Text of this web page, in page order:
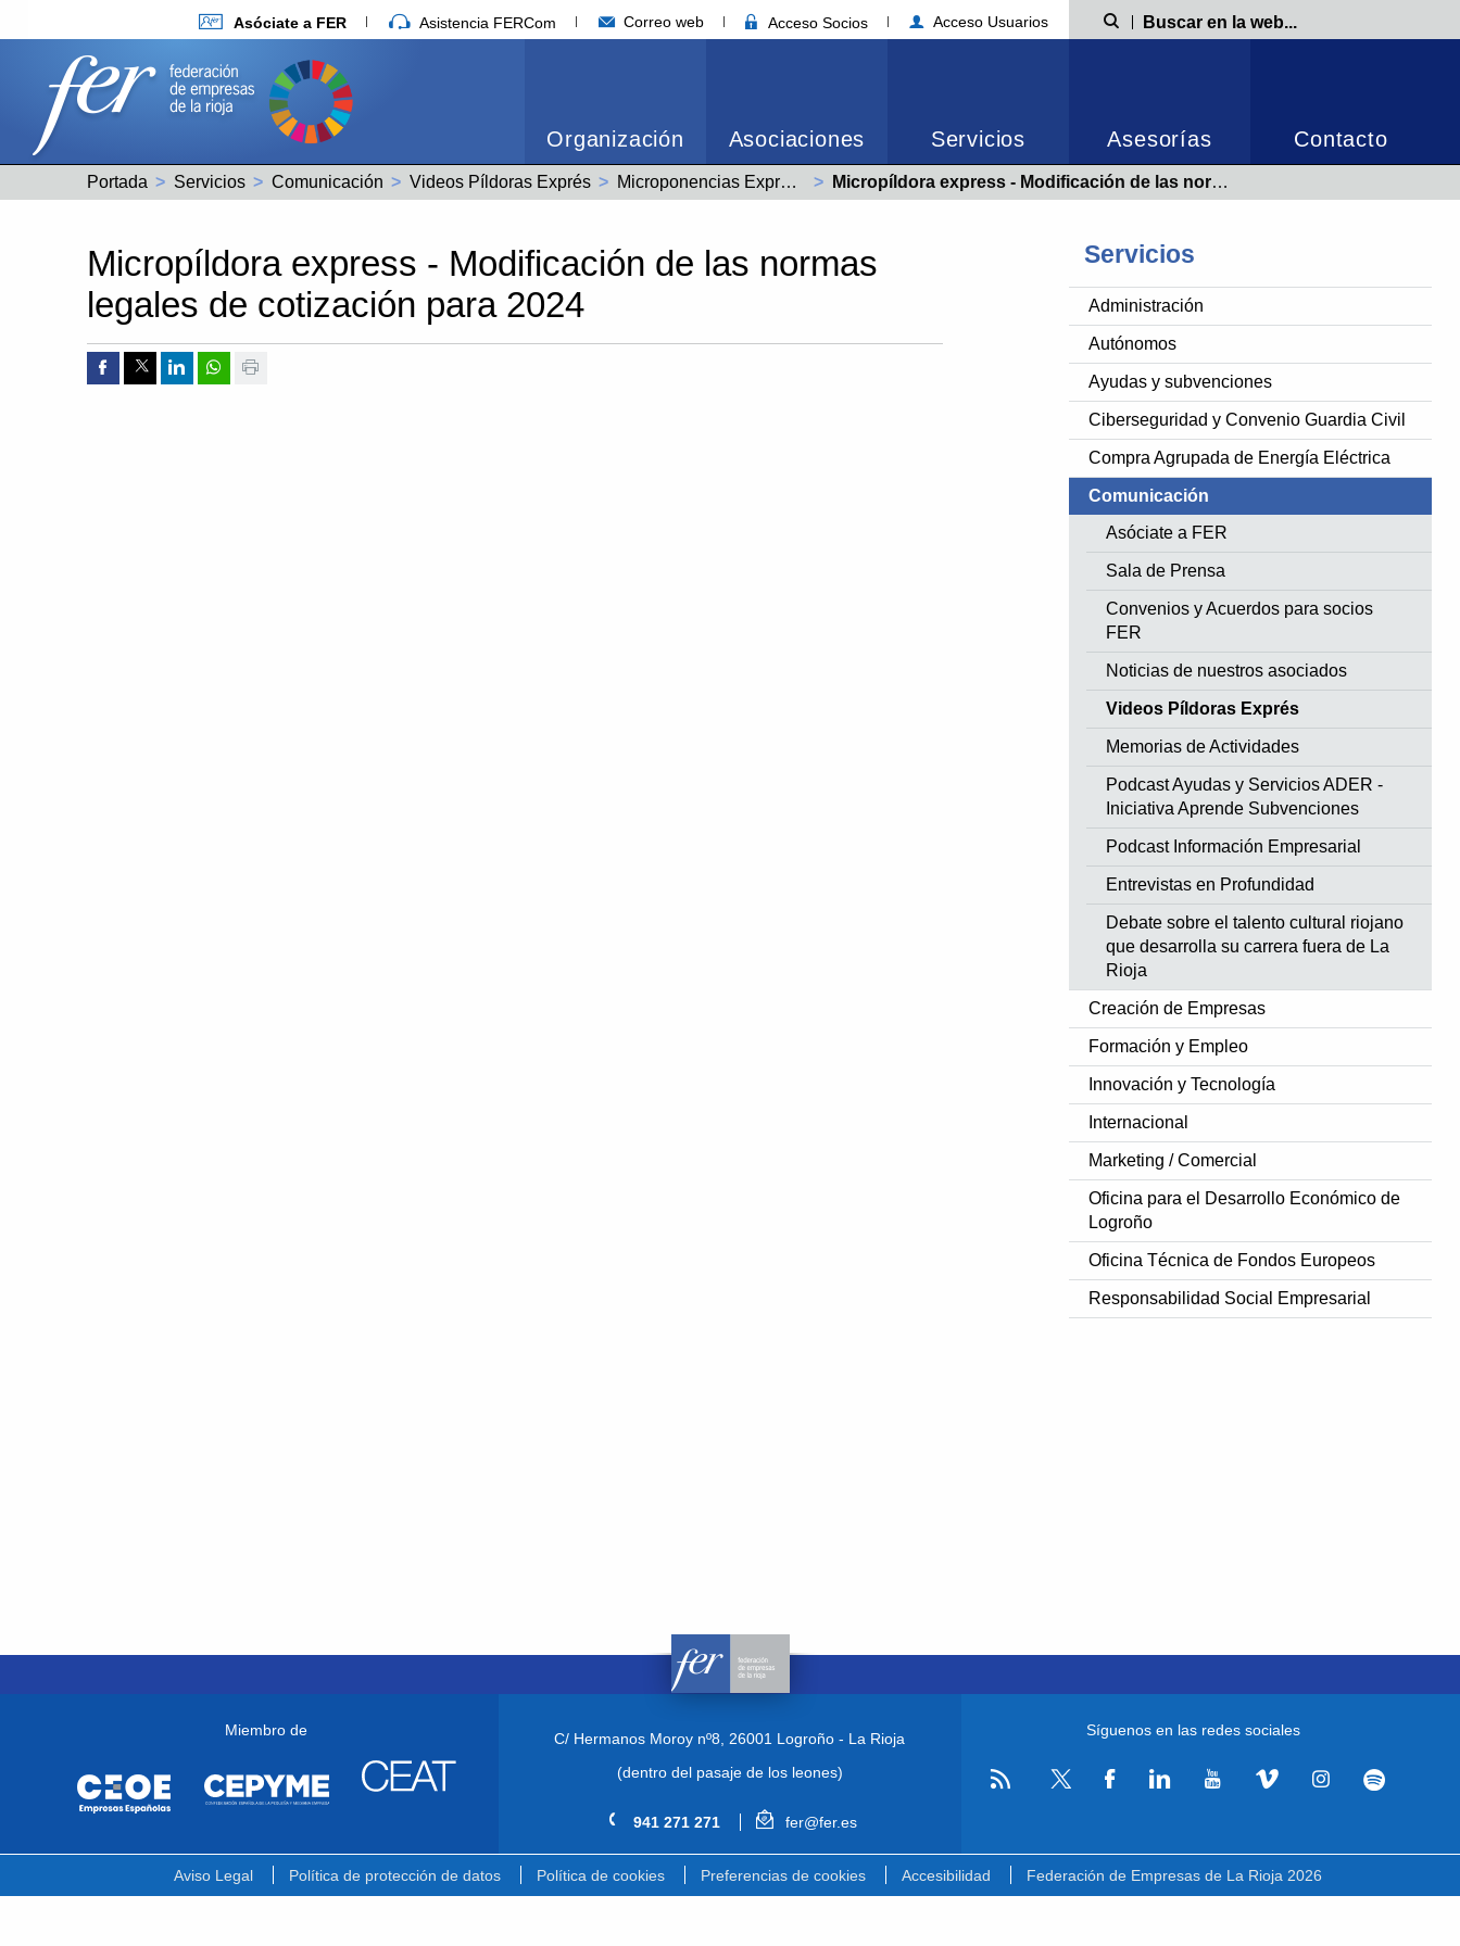
Asóciate a FER Asistencia FERCom Correo web Acceso Socios Acceso Usuarios Búsqueda
Organización Asociaciones Servicios Asesorías Contacto
Portada Servicios Comunicación Videos Píldoras Exprés Microponencias Express - Laboral Actual:
Micropíldora express - Modificación de las normas legales de cotización para 2024
Servicios
Administración
Autónomos
Ayudas y subvenciones
Ciberseguridad y Convenio Guardia Civil
Compra Agrupada de Energía Eléctrica
Comunicación
Asóciate a FER
Sala de Prensa
Convenios y Acuerdos para socios
FER
Noticias de nuestros asociados
Videos Píldoras Exprés
Memorias de Actividades
Podcast Ayudas y Servicios ADER -
Iniciativa Aprende Subvenciones
Podcast Información Empresarial
Entrevistas en Profundidad
Debate sobre el talento cultural riojano
que desarrolla su carrera fuera de La
Rioja
Creación de Empresas
Formación y Empleo
Innovación y Tecnología
Internacional
Marketing / Comercial
Oficina para el Desarrollo Económico de
Logroño
Oficina Técnica de Fondos Europeos
Responsabilidad Social Empresarial
Micropíldora express - Modificación de las normas
legales de cotización para 2024
Compartir por Facebook
Compartir por Twitter
Compartir por Linkedin
Compartir por whatsapp
Miembro de C/ Hermanos Moroy nº8, 26001 Logroño - La Rioja
(dentro del pasaje de los leones)
941 271 271 fer@fer.es
Síguenos en las redes sociales
Aviso Legal Política de protección de datos Política de cookies Preferencias de cookies Accesibilidad Federación de Empresas de La Rioja 2026